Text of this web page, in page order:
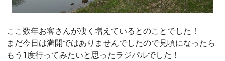
ここ数年お客さんが凄く増えているとのことでした！
まだ今日は満開ではありませんでしたので見頃になったら
もう1度行ってみたいと思ったラジパルでした！